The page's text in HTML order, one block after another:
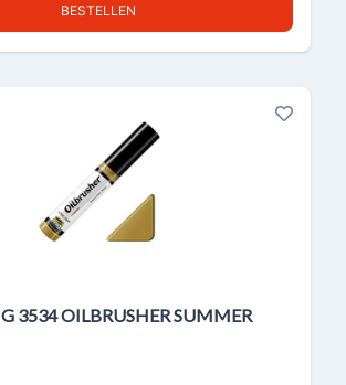
BESTELLEN
3534 OILBRUSHER SUMMER